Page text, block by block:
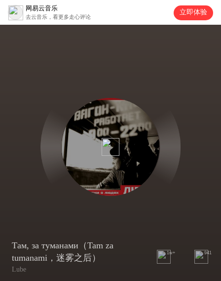
网易云音乐
去云音乐，看更多走心评论
立即体验
Там, за туманами（Tam za
tumanami，迷雾之后）
Lube
1w+ 941